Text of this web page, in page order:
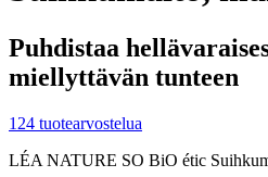
Puhdistaa
miellyttävän tunteen
124 tuotearvostelua
LÉA NATURE SO BiO étic